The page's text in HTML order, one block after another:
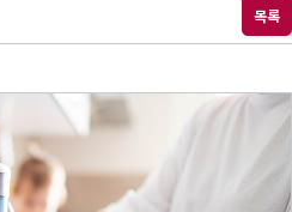
목록